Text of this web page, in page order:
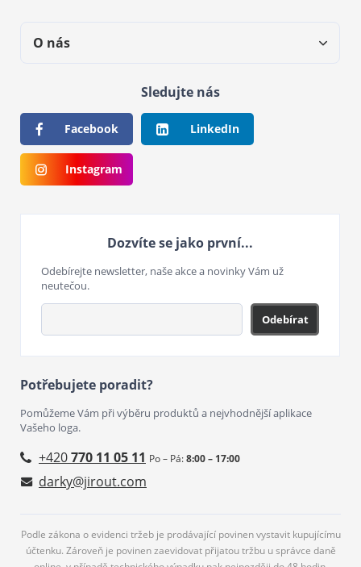
O nás
Sledujte nás
Facebook LinkedIn
Instagram
Dozvíte se jako první...
Odebírejte newsletter, naše akce a novinky Vám už
neutečou.
Odebírat
Potřebujete poradit?
Pomůžeme Vám při výběru produktů a nejvhodnější aplikace
Vašeho loga.
+420770 11 05 11 Po – Pá:8:00 – 17:00
darky@jirout.com
Podle zákona o evidenci tržeb je prodávající povinen vystavit kupujícímu
účtenku. Zároveň je povinen zaevidovat přijatou tržbu u správce daně